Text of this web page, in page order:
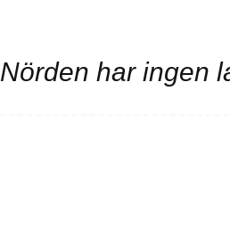
Nörden har ingen